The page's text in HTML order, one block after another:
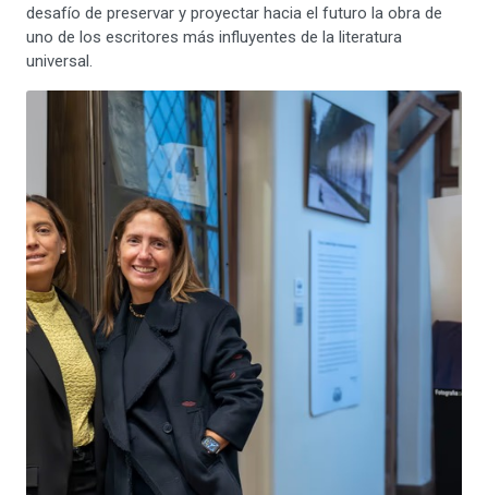
desafío de preservar y proyectar hacia el futuro la obra de
uno de los escritores más influyentes de la literatura
universal.